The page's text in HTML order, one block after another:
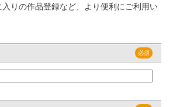
りの作品登録など、より便利にご利用い